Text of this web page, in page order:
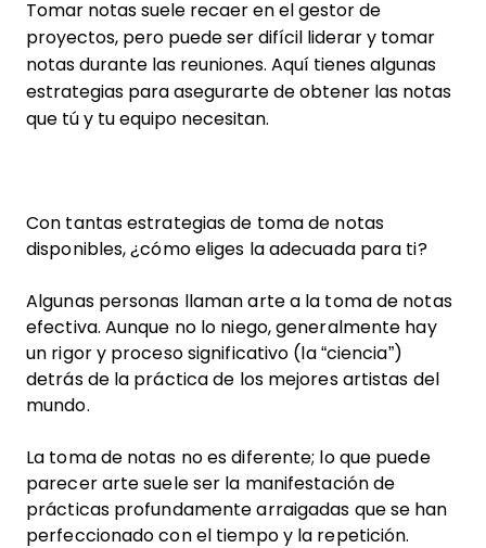
Tomar notas suele recaer en el gestor de
proyectos, pero puede ser difícil liderar y tomar
notas durante las reuniones. Aquí tienes algunas
estrategias para asegurarte de obtener las notas
que tú y tu equipo necesitan.
Con tantas estrategias de toma de notas
disponibles, ¿cómo eliges la adecuada para ti?
Algunas personas llaman arte a la toma de notas
efectiva. Aunque no lo niego, generalmente hay
un rigor y proceso significativo (la “ciencia”)
detrás de la práctica de los mejores artistas del
mundo.
La toma de notas no es diferente; lo que puede
parecer arte suele ser la manifestación de
prácticas profundamente arraigadas que se han
perfeccionado con el tiempo y la repetición.